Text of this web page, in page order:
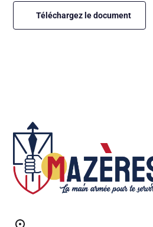
Téléchargez le document